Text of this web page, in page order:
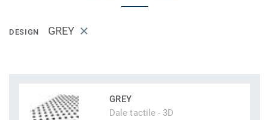
DESIGN GREY
GREY
Dale tactile - 3D